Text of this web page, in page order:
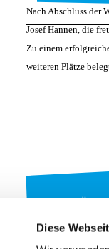
Diese
Nach Abschluss der
Josef Hannen, die
Zu einem
weiteren Plätze
ZUR